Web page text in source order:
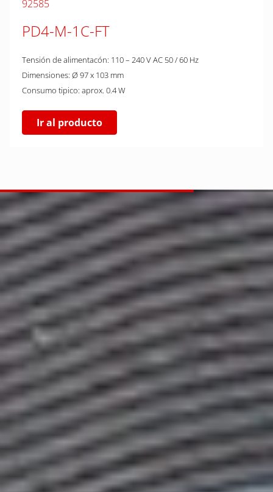
92585
PD4-M-1C-FT
Tensión de alimentacón: 110 – 240 V AC 50 / 60 Hz
Dimensiones: Ø 97 x 103 mm
Consumo tipico: aprox. 0.4 W
Ir al producto